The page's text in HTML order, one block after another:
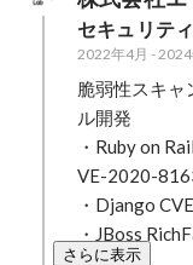
セキュリテ
2022年4月 -
脆弱性スキャ
ル開発
・Ruby on
VE-2020-
・Django
・JBoss
さらに表示